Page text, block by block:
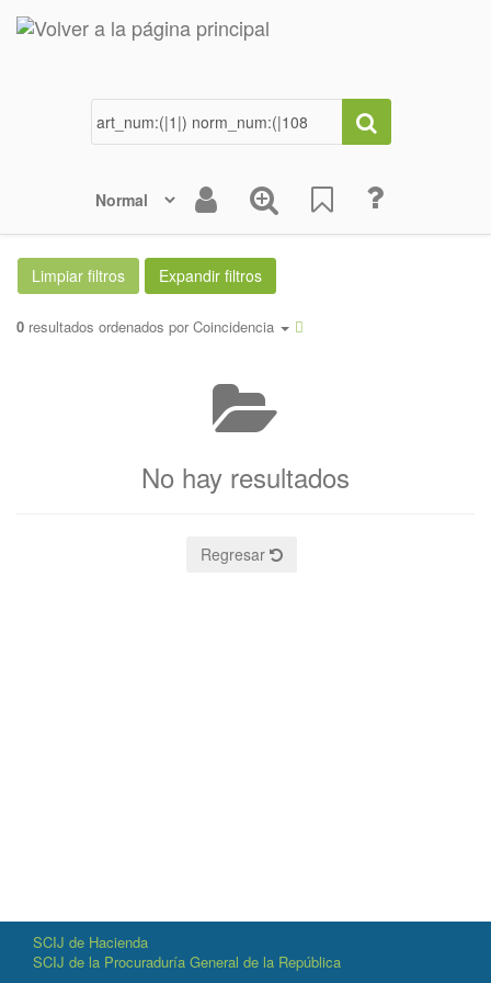
0 resultados ordenados por Coincidencia
No hay resultados
Regresar
SCIJ de Hacienda
SCIJ de la Procuraduría General de la República